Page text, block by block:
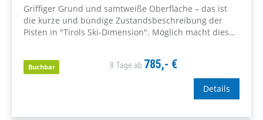
Griffiger Grund und samtweiße Oberfläche – das ist
die kurze und bündige Zustandsbeschreibung der
Pisten in "Tirols Ski-Dimension". Möglich macht dies
Buchbar 8 Tage ab 785,- €
Details